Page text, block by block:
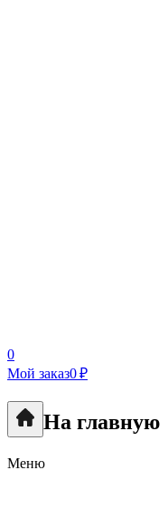
0
Мой заказ0 ₽
На главную
Меню